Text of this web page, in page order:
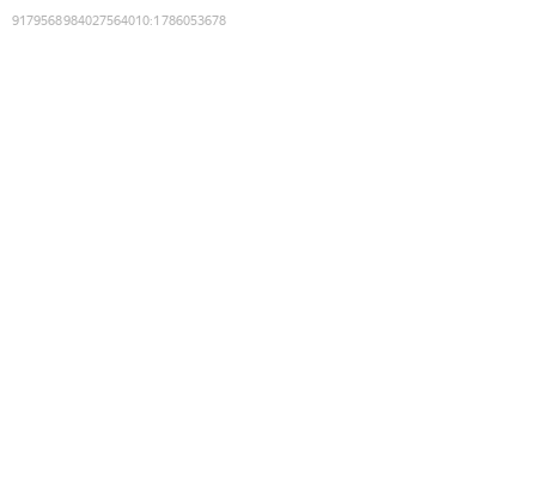
9179568984027564010:1786053678